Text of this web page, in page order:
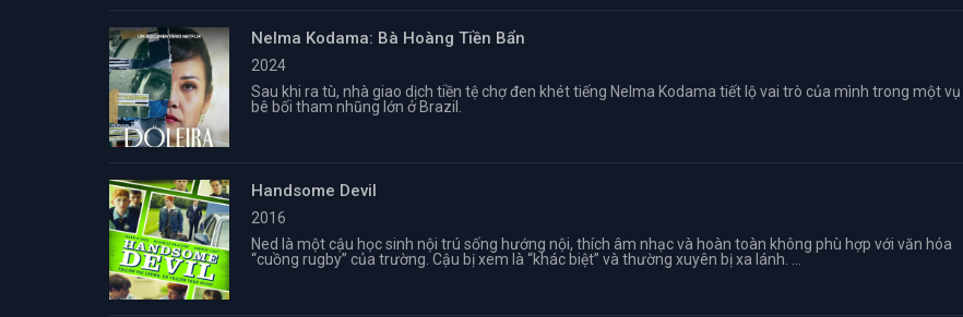
Nelma Kodama: Bà Hoàng Tiền Bẩn
2024
Sau khi ra tù, nhà giao dịch tiền tệ chợ đen khét tiếng Nelma Kodama tiết lộ vai trò của mình trong một vụ
bê bối tham nhũng lớn ở Brazil.
Handsome Devil
2016
Ned là một cậu học sinh nội trú sống hướng nội, thích âm nhạc và hoàn toàn không phù hợp với văn hóa
“cuồng rugby” của trường. Cậu bị xem là “khác biệt” và thường xuyên bị xa lánh. ...